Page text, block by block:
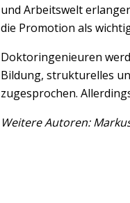
und Arbeitswelt
die Promotion als
Doktoringenieuren
Bildung, strukturelles
zugesprochen.
Weitere Autoren: